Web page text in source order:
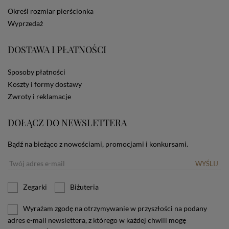
dotyczących cookies oznacza, że będą one
zamieszczane w urządzeniu końcowym każdego
użytkownika. Jeżeli użytkownik nie wyraża zgody na
ustawienia swojej przeglądarki.
Określ rozmiar pierścionka
Wyprzedaż
DOSTAWA I PŁATNOŚCI
Sposoby płatności
Koszty i formy dostawy
Zwroty i reklamacje
DOŁĄCZ DO NEWSLETTERA
Bądź na bieżąco z nowościami, promocjami i konkursami.
WYŚLIJ
Zegarki Biżuteria
Wyrażam zgodę na otrzymywanie w przyszłości na podany
adres e-mail newslettera, z którego w każdej chwili mogę